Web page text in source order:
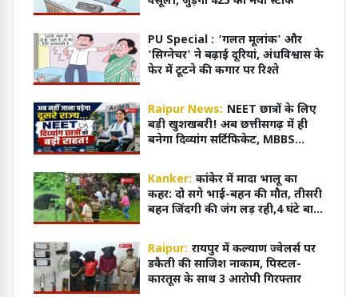
PU Special : ‘गलत मूलांक' और
'सिग्नेचर' ने बढ़ाई दूरियां, अंधविश्वास के
फेर में टूटने की कगार पर रिश्ते
Raipur News: NEET छात्रों के लिए
बड़ी खुशखबरी! अब छत्तीसगढ़ में ही
बनेगा दिव्यांग सर्टिफिकेट, MBBS
Kanker: कांकेर में मादा भालू का
कहर: दो सगे भाई-बहन की मौत, तीसरी
बहन जिंदगी की जंग लड़ रही,4 घंटे बाद
Raipur: रायपुर में कल्याण ज्वेलर्स पर
डकैती की साजिश नाकाम, पिस्टल-
कारतूस के साथ 3 आरोपी गिरफ्तार